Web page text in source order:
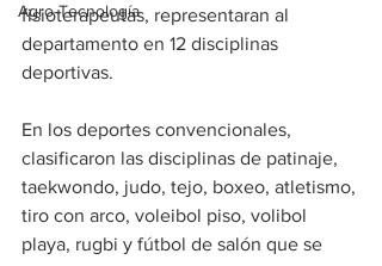
Agro-Tecnología
fisioterapeutas, representaran al
departamento en 12 disciplinas
deportivas.
En los deportes convencionales,
clasificaron las disciplinas de patinaje,
taekwondo, judo, tejo, boxeo, atletismo,
tiro con arco, voleibol piso, volibol
playa, rugbi y fútbol de salón que se